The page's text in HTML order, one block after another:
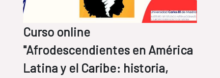
Curso online
"Afrodescendientes en América
Latina y el Caribe: historia,